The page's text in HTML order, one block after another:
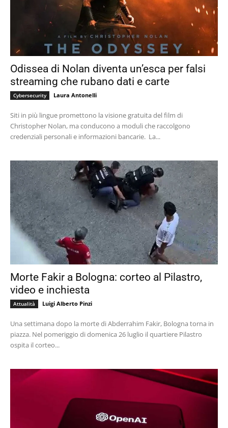
Odissea di Nolan diventa un’esca per falsi
streaming che rubano dati e carte
Cybersecurity Laura Antonelli
Siti in più lingue promettono la visione gratuita del film di
Christopher Nolan, ma conducono a moduli che raccolgono
credenziali personali e informazioni bancarie. La...
Morte Fakir a Bologna: corteo al Pilastro,
video e inchiesta
Attualità Luigi Alberto Pinzi
Una settimana dopo la morte di Abderrahim Fakir, Bologna torna in
piazza. Nel pomeriggio di domenica 26 luglio il quartiere Pilastro
ospita il corteo...